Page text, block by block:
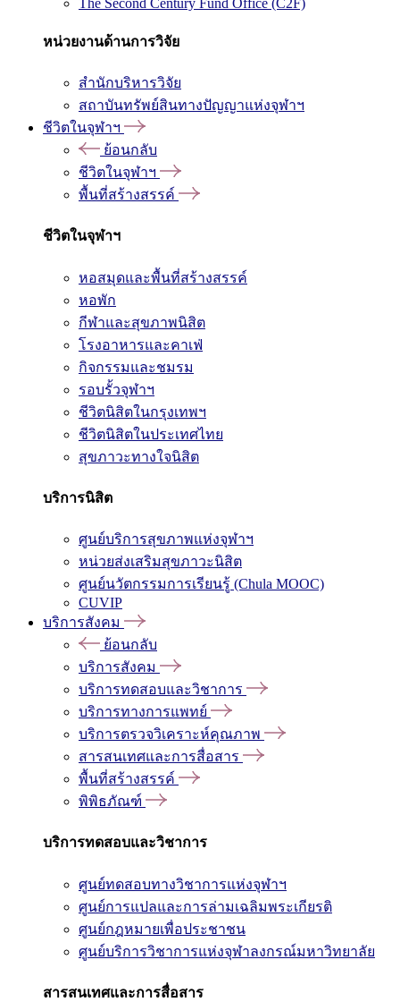
หน่วยงานด้านการวิจัย
สำนักบริหารวิจัย
สถาบันทรัพย์สินทางปัญญาแห่งจุฬาฯ
ชีวิตในจุฬาฯ
ย้อนกลับ
ชีวิตในจุฬาฯ
พื้นที่สร้างสรรค์
ชีวิตในจุฬาฯ
หอสมุดและพื้นที่สร้างสรรค์
หอพัก
กีฬาและสุขภาพนิสิต
โรงอาหารและคาเฟ่
กิจกรรมและชมรม
รอบรั้วจุฬาฯ
ชีวิตนิสิตในกรุงเทพฯ
ชีวิตนิสิตในประเทศไทย
สุขภาวะทางใจนิสิต
บริการนิสิต
ศูนย์บริการสุขภาพแห่งจุฬาฯ
หน่วยส่งเสริมสุขภาวะนิสิต
ศูนย์นวัตกรรมการเรียนรู้ (Chula MOOC)
CUVIP
บริการสังคม
ย้อนกลับ
บริการสังคม
บริการทดสอบและวิชาการ
บริการทางการแพทย์
บริการตรวจวิเคราะห์คุณภาพ
สารสนเทศและการสื่อสาร
พื้นที่สร้างสรรค์
พิพิธภัณฑ์
บริการทดสอบและวิชาการ
ศูนย์ทดสอบทางวิชาการแห่งจุฬาฯ
ศูนย์การแปลและการล่ามเฉลิมพระเกียรติ
ศูนย์กฎหมายเพื่อประชาชน
ศูนย์บริการวิชาการแห่งจุฬาลงกรณ์มหาวิทยาลัย
สารสนเทศและการสื่อสาร